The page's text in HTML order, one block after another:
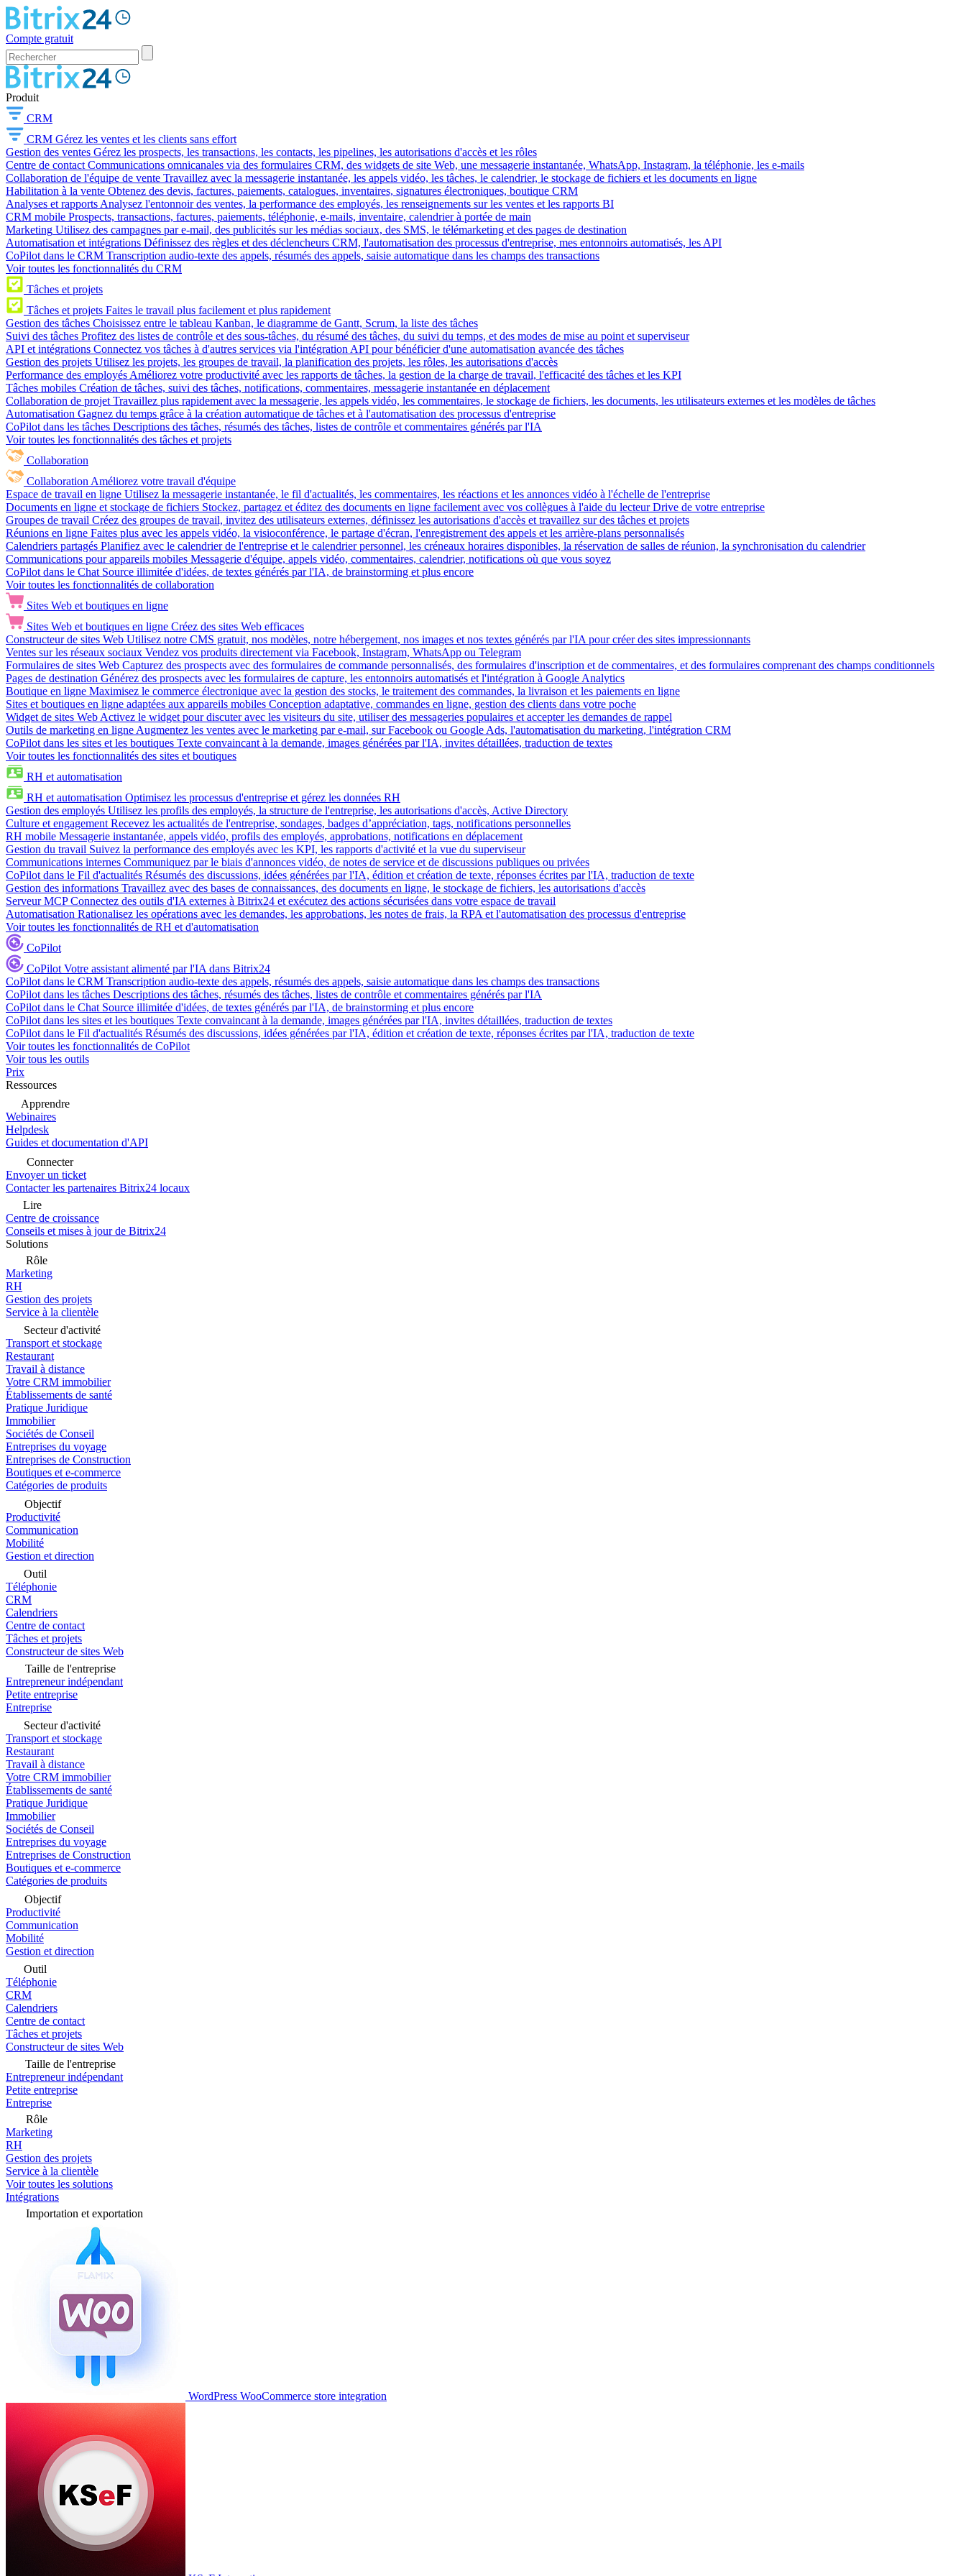
Compte gratuit
Produit
CRM
CRM Gérez les ventes et les clients sans effort
Gestion des ventes Gérez les prospects, les transactions, les contacts, les pipelines, les autorisations d'accès et les rôles
Centre de contact Communications omnicanales via des formulaires CRM, des widgets de site Web, une messagerie instantanée, WhatsApp, Instagram, la téléphonie, les e-mails
Collaboration de l'équipe de vente Travaillez avec la messagerie instantanée, les appels vidéo, les tâches, le calendrier, le stockage de fichiers et les documents en ligne
Habilitation à la vente Obtenez des devis, factures, paiements, catalogues, inventaires, signatures électroniques, boutique CRM
Analyses et rapports Analysez l'entonnoir des ventes, la performance des employés, les renseignements sur les ventes et les rapports BI
CRM mobile Prospects, transactions, factures, paiements, téléphonie, e-mails, inventaire, calendrier à portée de main
Marketing Utilisez des campagnes par e-mail, des publicités sur les médias sociaux, des SMS, le télémarketing et des pages de destination
Automatisation et intégrations Définissez des règles et des déclencheurs CRM, l'automatisation des processus d'entreprise, mes entonnoirs automatisés, les API
CoPilot dans le CRM Transcription audio-texte des appels, résumés des appels, saisie automatique dans les champs des transactions
Voir toutes les fonctionnalités du CRM
Tâches et projets
Tâches et projets Faites le travail plus facilement et plus rapidement
Gestion des tâches Choisissez entre le tableau Kanban, le diagramme de Gantt, Scrum, la liste des tâches
Suivi des tâches Profitez des listes de contrôle et des sous-tâches, du résumé des tâches, du suivi du temps, et des modes de mise au point et superviseur
API et intégrations Connectez vos tâches à d'autres services via l'intégration API pour bénéficier d'une automatisation avancée des tâches
Gestion des projets Utilisez les projets, les groupes de travail, la planification des projets, les rôles, les autorisations d'accès
Performance des employés Améliorez votre productivité avec les rapports de tâches, la gestion de la charge de travail, l'efficacité des tâches et les KPI
Tâches mobiles Création de tâches, suivi des tâches, notifications, commentaires, messagerie instantanée en déplacement
Collaboration de projet Travaillez plus rapidement avec la messagerie, les appels vidéo, les commentaires, le stockage de fichiers, les documents, les utilisateurs externes et les modèles de tâches
Automatisation Gagnez du temps grâce à la création automatique de tâches et à l'automatisation des processus d'entreprise
CoPilot dans les tâches Descriptions des tâches, résumés des tâches, listes de contrôle et commentaires générés par l'IA
Voir toutes les fonctionnalités des tâches et projets
Collaboration
Collaboration Améliorez votre travail d'équipe
Espace de travail en ligne Utilisez la messagerie instantanée, le fil d'actualités, les commentaires, les réactions et les annonces vidéo à l'échelle de l'entreprise
Documents en ligne et stockage de fichiers Stockez, partagez et éditez des documents en ligne facilement avec vos collègues à l'aide du lecteur Drive de votre entreprise
Groupes de travail Créez des groupes de travail, invitez des utilisateurs externes, définissez les autorisations d'accès et travaillez sur des tâches et projets
Réunions en ligne Faites plus avec les appels vidéo, la visioconférence, le partage d'écran, l'enregistrement des appels et les arrière-plans personnalisés
Calendriers partagés Planifiez avec le calendrier de l'entreprise et le calendrier personnel, les créneaux horaires disponibles, la réservation de salles de réunion, la synchronisation du calendrier
Communications pour appareils mobiles Messagerie d'équipe, appels vidéo, commentaires, calendrier, notifications où que vous soyez
CoPilot dans le Chat Source illimitée d'idées, de textes générés par l'IA, de brainstorming et plus encore
Voir toutes les fonctionnalités de collaboration
Sites Web et boutiques en ligne
Sites Web et boutiques en ligne Créez des sites Web efficaces
Constructeur de sites Web Utilisez notre CMS gratuit, nos modèles, notre hébergement, nos images et nos textes générés par l'IA pour créer des sites impressionnants
Ventes sur les réseaux sociaux Vendez vos produits directement via Facebook, Instagram, WhatsApp ou Telegram
Formulaires de sites Web Capturez des prospects avec des formulaires de commande personnalisés, des formulaires d'inscription et de commentaires, et des formulaires comprenant des champs conditionnels
Pages de destination Générez des prospects avec les formulaires de capture, les entonnoirs automatisés et l'intégration à Google Analytics
Boutique en ligne Maximisez le commerce électronique avec la gestion des stocks, le traitement des commandes, la livraison et les paiements en ligne
Sites et boutiques en ligne adaptées aux appareils mobiles Conception adaptative, commandes en ligne, gestion des clients dans votre poche
Widget de sites Web Activez le widget pour discuter avec les visiteurs du site, utiliser des messageries populaires et accepter les demandes de rappel
Outils de marketing en ligne Augmentez les ventes avec le marketing par e-mail, sur Facebook ou Google Ads, l'automatisation du marketing, l'intégration CRM
CoPilot dans les sites et les boutiques Texte convaincant à la demande, images générées par l'IA, invites détaillées, traduction de textes
Voir toutes les fonctionnalités des sites et boutiques
RH et automatisation
RH et automatisation Optimisez les processus d'entreprise et gérez les données RH
Gestion des employés Utilisez les profils des employés, la structure de l'entreprise, les autorisations d'accès, Active Directory
Culture et engagement Recevez les actualités de l'entreprise, sondages, badges d’appréciation, tags, notifications personnelles
RH mobile Messagerie instantanée, appels vidéo, profils des employés, approbations, notifications en déplacement
Gestion du travail Suivez la performance des employés avec les KPI, les rapports d'activité et la vue du superviseur
Communications internes Communiquez par le biais d'annonces vidéo, de notes de service et de discussions publiques ou privées
CoPilot dans le Fil d'actualités Résumés des discussions, idées générées par l'IA, édition et création de texte, réponses écrites par l'IA, traduction de texte
Gestion des informations Travaillez avec des bases de connaissances, des documents en ligne, le stockage de fichiers, les autorisations d'accès
Serveur MCP Connectez des outils d'IA externes à Bitrix24 et exécutez des actions sécurisées dans votre espace de travail
Automatisation Rationalisez les opérations avec les demandes, les approbations, les notes de frais, la RPA et l'automatisation des processus d'entreprise
Voir toutes les fonctionnalités de RH et d'automatisation
CoPilot
CoPilot Votre assistant alimenté par l'IA dans Bitrix24
CoPilot dans le CRM Transcription audio-texte des appels, résumés des appels, saisie automatique dans les champs des transactions
CoPilot dans les tâches Descriptions des tâches, résumés des tâches, listes de contrôle et commentaires générés par l'IA
CoPilot dans le Chat Source illimitée d'idées, de textes générés par l'IA, de brainstorming et plus encore
CoPilot dans les sites et les boutiques Texte convaincant à la demande, images générées par l'IA, invites détaillées, traduction de textes
CoPilot dans le Fil d'actualités Résumés des discussions, idées générées par l'IA, édition et création de texte, réponses écrites par l'IA, traduction de texte
Voir toutes les fonctionnalités de CoPilot
Voir tous les outils
Prix
Ressources
Apprendre
Webinaires
Helpdesk
Guides et documentation d'API
Connecter
Envoyer un ticket
Contacter les partenaires Bitrix24 locaux
Lire
Centre de croissance
Conseils et mises à jour de Bitrix24
Solutions
Rôle
Marketing
RH
Gestion des projets
Service à la clientèle
Secteur d'activité
Transport et stockage
Restaurant
Travail à distance
Votre CRM immobilier
Établissements de santé
Pratique Juridique
Immobilier
Sociétés de Conseil
Entreprises du voyage
Entreprises de Construction
Boutiques et e-commerce
Catégories de produits
Objectif
Productivité
Communication
Mobilité
Gestion et direction
Outil
Téléphonie
CRM
Calendriers
Centre de contact
Tâches et projets
Constructeur de sites Web
Taille de l'entreprise
Entrepreneur indépendant
Petite entreprise
Entreprise
Secteur d'activité
Transport et stockage
Restaurant
Travail à distance
Votre CRM immobilier
Établissements de santé
Pratique Juridique
Immobilier
Sociétés de Conseil
Entreprises du voyage
Entreprises de Construction
Boutiques et e-commerce
Catégories de produits
Objectif
Productivité
Communication
Mobilité
Gestion et direction
Outil
Téléphonie
CRM
Calendriers
Centre de contact
Tâches et projets
Constructeur de sites Web
Taille de l'entreprise
Entrepreneur indépendant
Petite entreprise
Entreprise
Rôle
Marketing
RH
Gestion des projets
Service à la clientèle
Voir toutes les solutions
Intégrations
Importation et exportation
WordPress WooCommerce store integration